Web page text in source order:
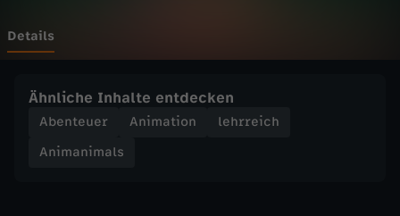
K
g
Details
Ähnliche Inhalte entdecken
Abenteuer Animation
lehrreich
Animanimals